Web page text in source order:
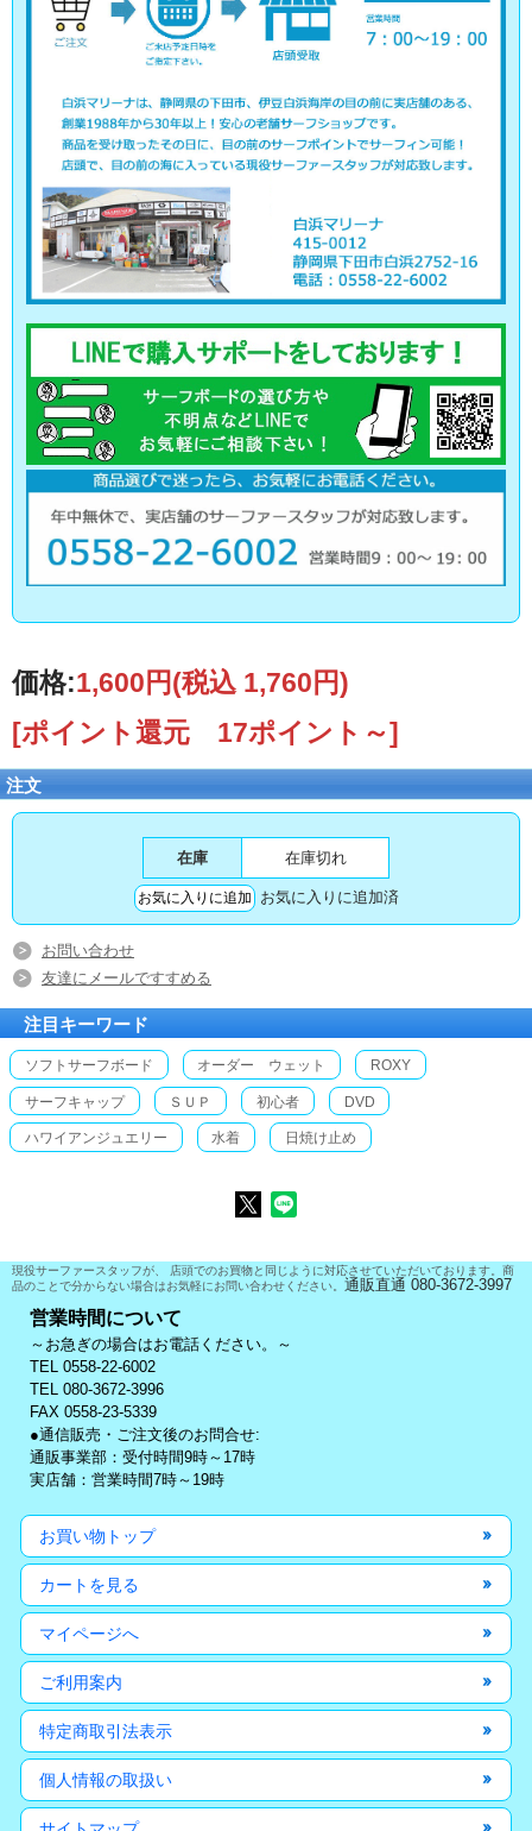
価格:1,600円(税込 1,760円)
[ポイント還元 17ポイント～]
注文
在庫 在庫切れ
お気に入りに追加済
お問い合わせ
友達にメールですすめる
注目キーワード
ソフトサーフボード オーダー ウェット ROXY
サーフキャップ ＳＵＰ 初心者 DVD
ハワイアンジュエリー 水着 日焼け止め
現役サーファースタッフが、 店頭でのお買物と同じように対応させていただいております。商
品のことで分からない場合はお気軽にお問い合わせください。 通販直通 080-3672-3997
営業時間について
～お急ぎの場合はお電話ください。～
TEL 0558-22-6002
TEL 080-3672-3996
FAX 0558-23-5339
●通信販売・ご注文後のお問合せ:
通販事業部：受付時間9時～17時
実店舗：営業時間7時～19時
お買い物トップ
カートを見る
マイページへ
ご利用案内
特定商取引法表示
個人情報の取扱い